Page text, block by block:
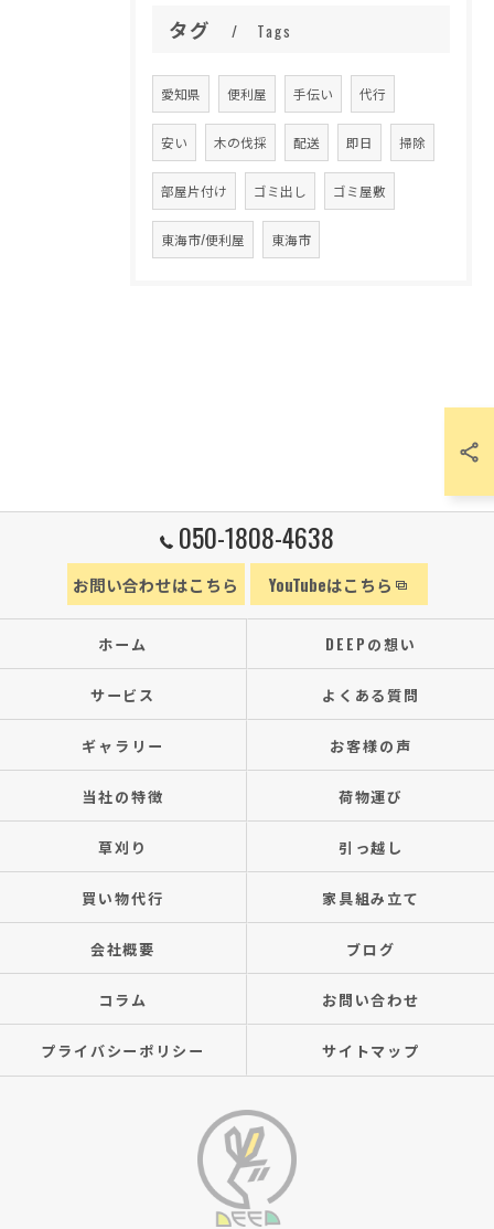
タグ Tags
愛知県 便利屋 手伝い 代行
安い 木の伐採 配送 即日 掃除
部屋片付け ゴミ出し ゴミ屋敷
東海市/便利屋 東海市
050-1808-4638
お問い合わせはこちら YouTubeはこちら
ホーム DEEPの想い
サービス よくある質問
ギャラリー お客様の声
当社の特徴 荷物運び
草刈り 引っ越し
買い物代行 家具組み立て
会社概要 ブログ
コラム お問い合わせ
プライバシーポリシー サイトマップ